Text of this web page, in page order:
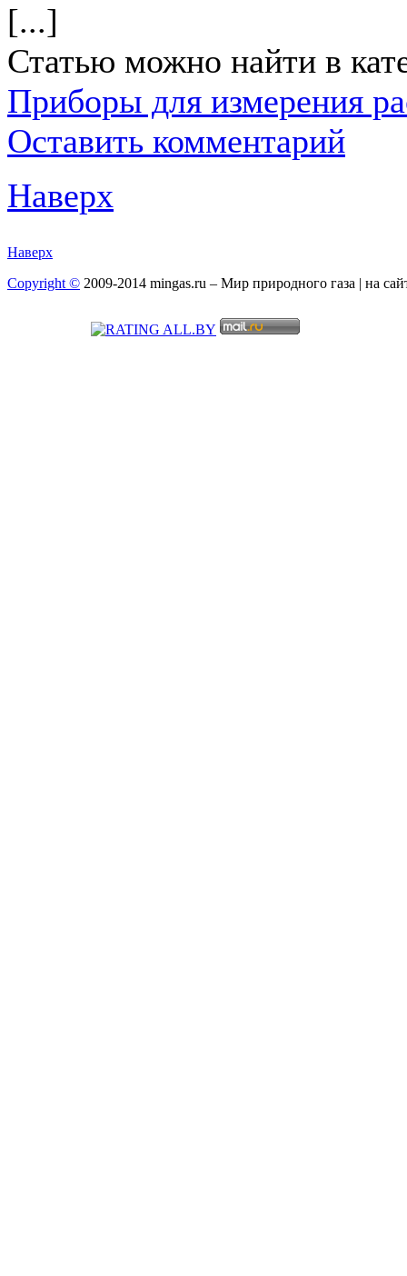
[...]
Статью можно найти в
Приборы для измерения
Оставить комментарий
Наверх
Наверх
Copyright © 2009-2014 mingas.ru – Мир природного газа | на